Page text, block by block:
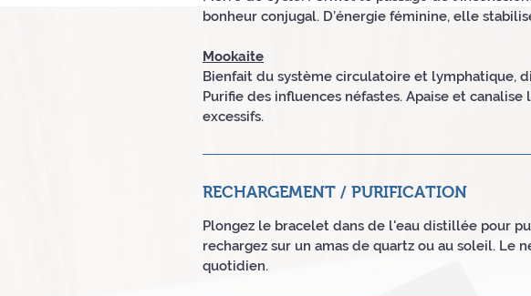
bonheur conjugal. D’énergie féminine, elle
Mookaite
Bienfait du système circulatoire et lymphatique,
Purifie des influences néfastes. Apaise et
excessifs.
RECHARGEMENT / PURIFICATION
Plongez le bracelet dans de l'eau distillée pour
rechargez sur un amas de quartz ou au soleil. Le
quotidien.